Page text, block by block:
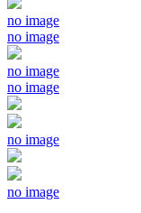
no image
no image
no image
no image
no image
no image